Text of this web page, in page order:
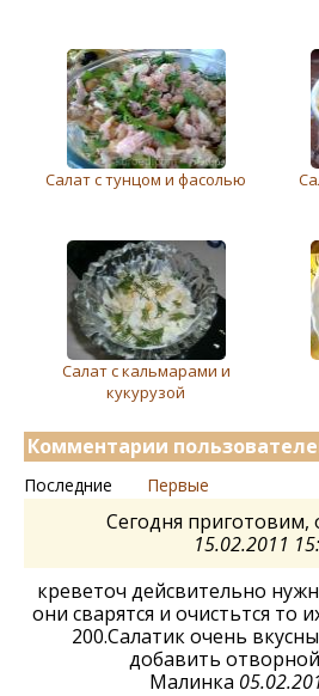
Салат с тунцом и фасолью
Салат с кальмарами и
кукурузой
Комментарии
Последние Первые
Сегодня приготовим,
15.02.2011
креветоч дейсвительно
они сварятся и очистьтся то
200.Салатик очень
добавить
Малинка